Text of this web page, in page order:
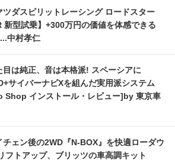
ツダスピリットレーシング ロードスター
新型試乗】+300万円の価値を体感できる
中村孝仁
目は純正、音は本格派! スペーシアに
サイバーナビXを組んだ実用派システム
Shop インストール・レビュー]by 東京車
チェン後の2WD『N-BOX』を快適ローダウ
フトアップ、ブリッツの車高調キット